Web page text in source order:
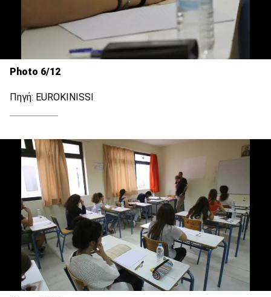
Photo 6/12
Πηγή: EUROKINISSI